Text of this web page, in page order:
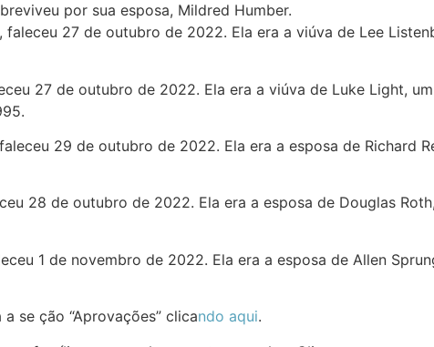
por sua esposa, Mildred Humber.
faleceu 27 de outubro de 2022. Ela era a viúva de Lee
27 de outubro de 2022. Ela era a viúva de Luke Light,
29 de outubro de 2022. Ela era a esposa de Richard
28 de outubro de 2022. Ela era a esposa de Douglas
1 de novembro de 2022. Ela era a esposa de Allen
a se ção “Aprovações” clicando aqui.